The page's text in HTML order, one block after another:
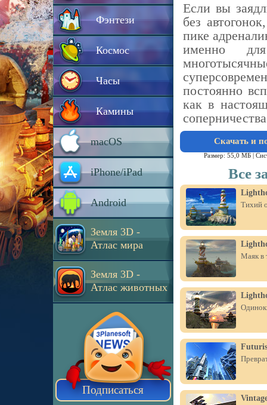
Фэнтези
Космос
Часы
Камины
macOS
iPhone/iPad
Android
Земля 3D -
Атлас мира
Земля 3D -
Атлас животных
Подписаться
Если вы
без
пике
именно
постоянно
как в
Скачать и
Размер: 55,0 МБ |
Все
Тихий
Маяк в